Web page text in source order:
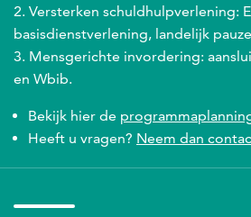
Versterken schuldhulpverlening:
basisdienstverlening, landelijk
Mensgerichte invordering:
en Wbib.
Bekijk hier de
Heeft u vragen? Neem dan